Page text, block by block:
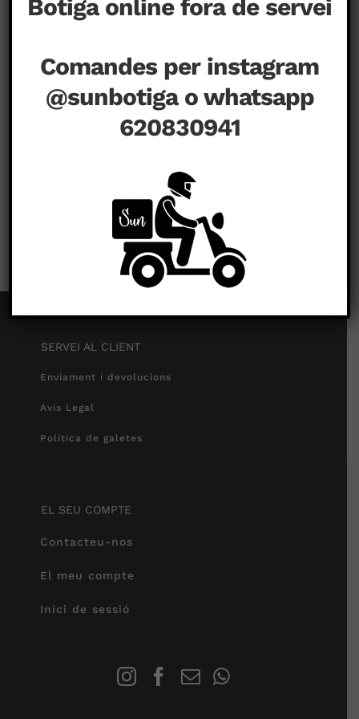
SERVEI AL CLIENT
Enviament i devolucions
Avís Legal
Política de galetes
EL SEU COMPTE
Contacteu-nos
El meu compte
Inici de sessió
Botiga online fora de servei
Comandes per instagram
@sunbotiga o whatsapp
620830941